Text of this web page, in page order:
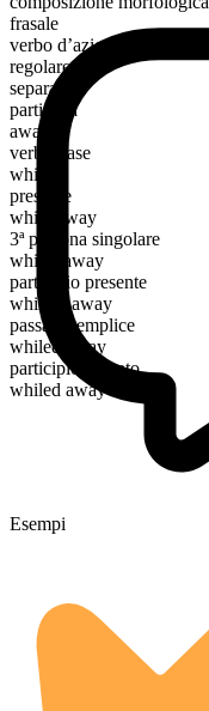
frasale
verbo d’azione
regolare
separabile
particella
away
verbo base
while
presente
while away
3ª persona singolare
whiles away
participio presente
whiling away
passato semplice
whiled away
participio passato
whiled away
Esempi